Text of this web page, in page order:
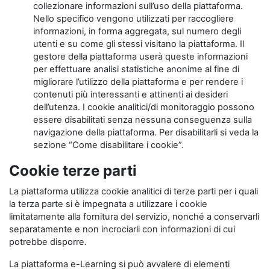
collezionare informazioni sull’uso della piattaforma.
Nello specifico vengono utilizzati per raccogliere
informazioni, in forma aggregata, sul numero degli
utenti e su come gli stessi visitano la piattaforma. Il
gestore della piattaforma userà queste informazioni
per effettuare analisi statistiche anonime al fine di
migliorare l’utilizzo della piattaforma e per rendere i
contenuti più interessanti e attinenti ai desideri
dell’utenza. I cookie analitici/di monitoraggio possono
essere disabilitati senza nessuna conseguenza sulla
navigazione della piattaforma. Per disabilitarli si veda la
sezione “Come disabilitare i cookie”.
Cookie terze parti
La piattaforma utilizza cookie analitici di terze parti per i quali
la terza parte si è impegnata a utilizzare i cookie
limitatamente alla fornitura del servizio, nonché a conservarli
separatamente e non incrociarli con informazioni di cui
potrebbe disporre.
La piattaforma e-Learning si può avvalere di elementi